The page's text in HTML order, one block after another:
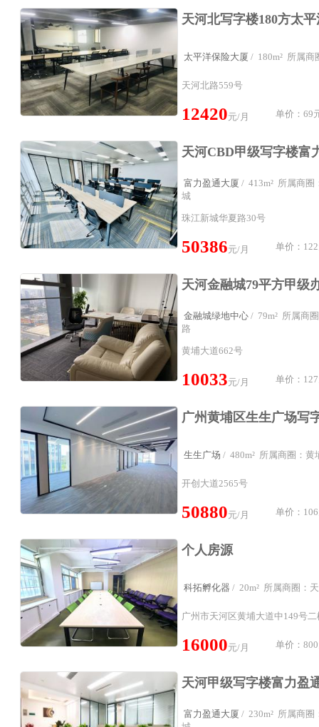
太平洋保险大厦 / 180m² 所属商
天河北路559号
12420元/月 单价：69
富力盈通大厦 / 413m² 所属商圈
城
珠江新城华夏路30号
50386元/月 单价：122
金融城绿地中心 / 79m² 所属商
路
黄埔大道662号
10033元/月 单价：127
生生广场 / 480m² 所属商圈：黄
开创大道2565号
50880元/月 单价：106
个人房源
科拓孵化器 / 20m² 所属商圈：
广州市天河区黄埔大道中149号
16000元/月 单价：800
富力盈通大厦 / 230m² 所属商圈